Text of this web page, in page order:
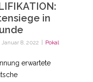
in
Januar 8, 2022 Pokal
erwartete